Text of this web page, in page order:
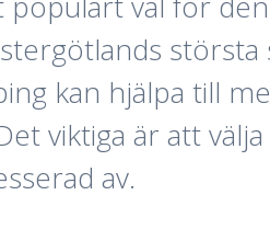
kan hjälpa till
viktiga är att
av.